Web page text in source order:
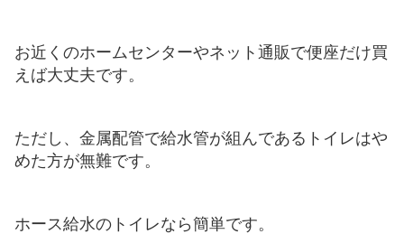
お近くのホームセンターやネット通販で便座だけ買
えば大丈夫です。
ただし、金属配管で給水管が組んであるトイレはや
めた方が無難です。
ホース給水のトイレなら簡単です。